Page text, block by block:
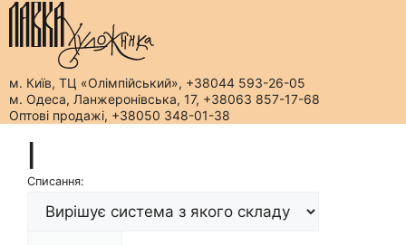
м. Київ, ТЦ «Олімпійський», +38044 593-26-05
м. Одеса, Ланжеронівська, 17, +38063 857-17-68
Оптові продажі, +38050 348-01-38
вмістуСписання: